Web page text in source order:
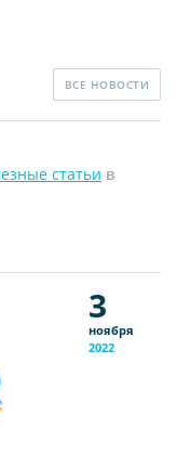
ВСЕ НОВОСТИ
статьи в
3
ноября
2022